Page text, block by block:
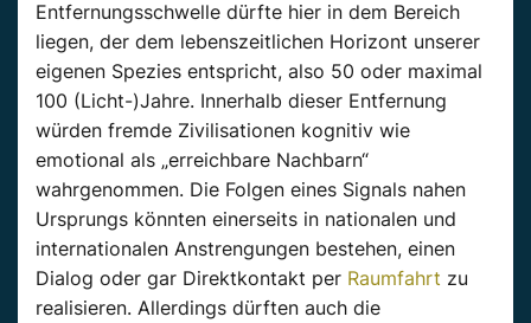
Entfernungsschwelle dürfte hier in dem Bereich
liegen, der dem lebenszeitlichen Horizont unserer
eigenen Spezies entspricht, also 50 oder maximal
100 (Licht-)Jahre. Innerhalb dieser Entfernung
würden fremde Zivilisationen kognitiv wie
emotional als „erreichbare Nachbarn“
wahrgenommen. Die Folgen eines Signals nahen
Ursprungs könnten einerseits in nationalen und
internationalen Anstrengungen bestehen, einen
Dialog oder gar Direktkontakt per Raumfahrt zu
realisieren. Allerdings dürften auch die